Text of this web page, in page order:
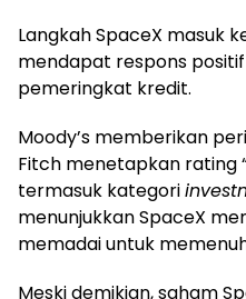
Langkah SpaceX masuk
mendapat respons
pemeringkat kredit.
Moody’s memberikan
Fitch menetapkan rating
termasuk kategori
menunjukkan SpaceX
memadai untuk
Meski demikian, saham